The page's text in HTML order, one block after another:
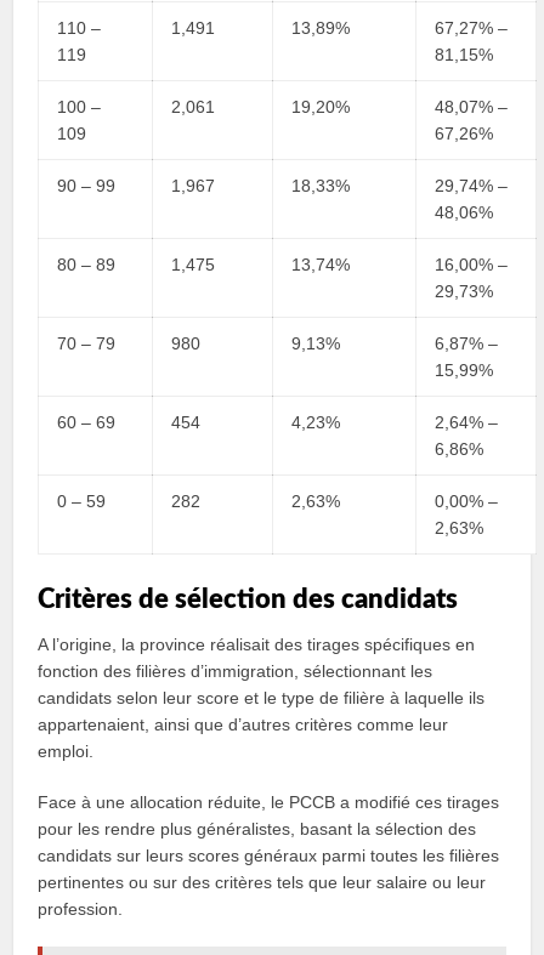
110 –
119
1,491 13,89%
67,27% –
81,15%
100 –
109
2,061 19,20%
48,07% –
67,26%
90 – 99 1,967 18,33%
29,74% –
48,06%
80 – 89 1,475 13,74%
16,00% –
29,73%
70 – 79 980 9,13%
6,87% –
15,99%
60 – 69 454 4,23%
2,64% –
6,86%
0 – 59 282 2,63%
0,00% –
2,63%
Critères de sélection des candidats
A l’origine, la province réalisait des tirages spécifiques en
fonction des filières d’immigration, sélectionnant les
candidats selon leur score et le type de filière à laquelle ils
appartenaient, ainsi que d’autres critères comme leur
emploi.
Face à une allocation réduite, le PCCB a modifié ces tirages
pour les rendre plus généralistes, basant la sélection des
candidats sur leurs scores généraux parmi toutes les filières
pertinentes ou sur des critères tels que leur salaire ou leur
profession.